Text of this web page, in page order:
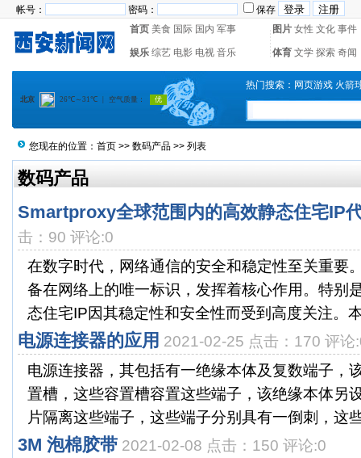
帐号： 密码：
保存
首页 美食 国际 国内 军事 图片 女性 文化 事件
娱乐 综艺 电影 电视 音乐 体育 文学 探索 奇闻
热门搜索： 网页游戏 火箭
您现在的位置： 首页 >> 数码产品 >> 列表
数码产品
Smartproxy全球范围内的高效静态住宅IP
击：90 评论:0
在数字时代，网络通信的安全和稳定性至关重要
备在网络上的唯一标识，发挥着核心作用。特别
态住宅IP因其稳定性和安全性而受到高度关注。
电源连接器的应用 2021-02-25 点击：170 评论
电源连接器，其包括有一绝缘本体及复数端子，
置槽，这些容置槽容置这些端子，该绝缘本体另
片隔离这些端子，这些端子分别具有一倒刺，这
3M 泡棉胶带 2021-02-08 点击：150 评论:0